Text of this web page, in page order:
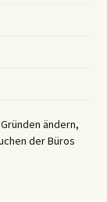
ändern,
der Büros